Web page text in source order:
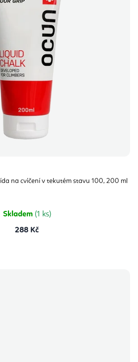
na cvičení v tekutém stavu 100, 200 ml
Skladem (1 ks)
288 Kč